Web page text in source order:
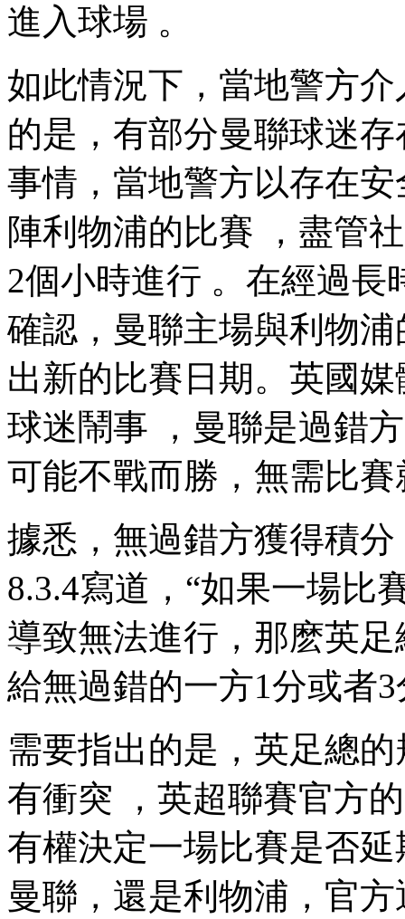
進入球場  。
如此情況下，當地警方介
的是，有部分曼聯球迷
事情 ，當地警方以存在
陣利物浦的比賽 ，盡管
2個小時進行 。在經過
確認，曼聯主場與利物浦
出新的比賽日期。英國
球迷鬧事 ，曼聯是過錯方
可能不戰而勝，無需比
據悉，無過錯方獲得積分
8.3.4寫道，“如果一場
導致無法進行，那麽英足
給無過錯的一方1分或者3分
需要指出的是，英足總
有衝突  ，英超聯賽官方
有權決定一場比賽是否延期
曼聯，還是利物浦